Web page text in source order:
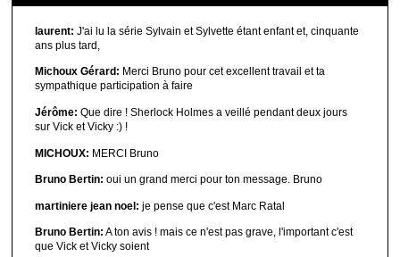
laurent: J'ai lu la série Sylvain et Sylvette étant enfant et, cinquante
ans plus tard,
Michoux Gérard: Merci Bruno pour cet excellent travail et ta
sympathique participation à faire
Jérôme: Que dire ! Sherlock Holmes a veillé pendant deux jours
sur Vick et Vicky :) !
MICHOUX: MERCI Bruno
Bruno Bertin: oui un grand merci pour ton message. Bruno
martiniere jean noel: je pense que c'est Marc Ratal
Bruno Bertin: A ton avis ! mais ce n'est pas grave, l'important c'est
que Vick et Vicky soient